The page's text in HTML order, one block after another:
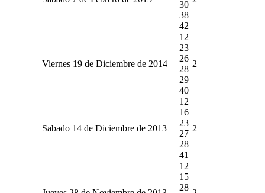
30
38
42
Viernes 19 de Diciembre de 2014
12
23
26
28
29
40
2
Sabado 14 de Diciembre de 2013
12
16
23
27
28
41
2
12
15
28